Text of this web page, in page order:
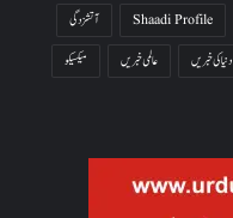
Shaadi Profile
آتشزدگی
دنیا کی خبریں عالمی خبریں
میکسیکو